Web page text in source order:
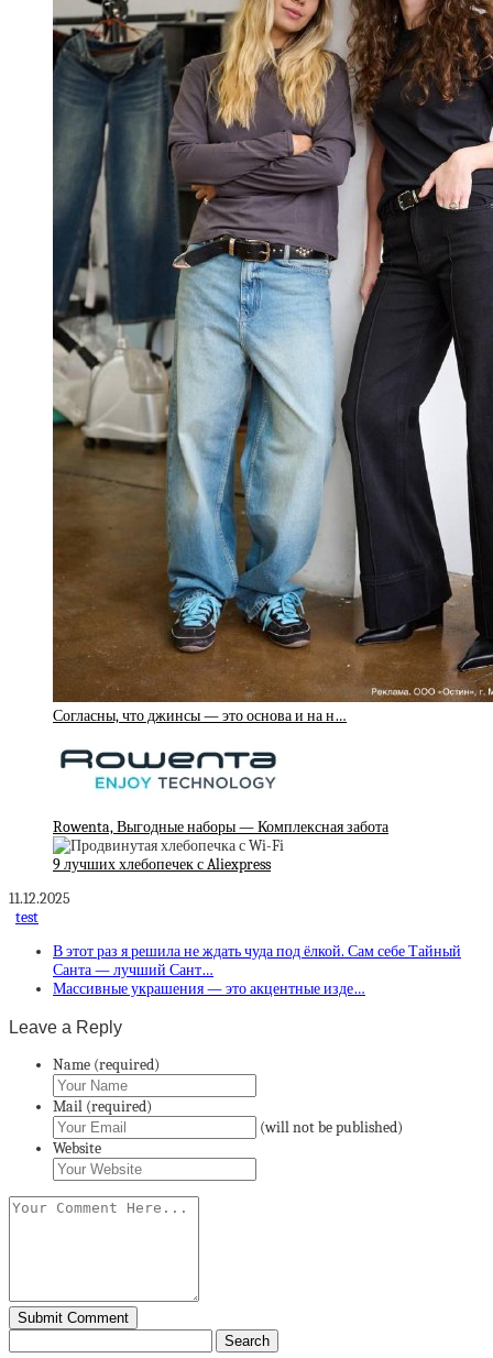
Согласны, что джинсы — это основа и на н…
Rowenta, Выгодные наборы — Комплексная забота
9 лучших хлебопечек с Aliexpress
11.12.2025
test
В этот раз я решила не ждать чуда под ёлкой. Сам себе Тайный
Санта — лучший Сант…
Массивные украшения — это акцентные изде…
Leave a Reply
Name (required)
Mail (required)
(will not be published)
Website